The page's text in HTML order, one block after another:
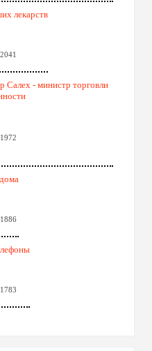
лекарств
2041
Салех - министр торговли
1972
1886
1783